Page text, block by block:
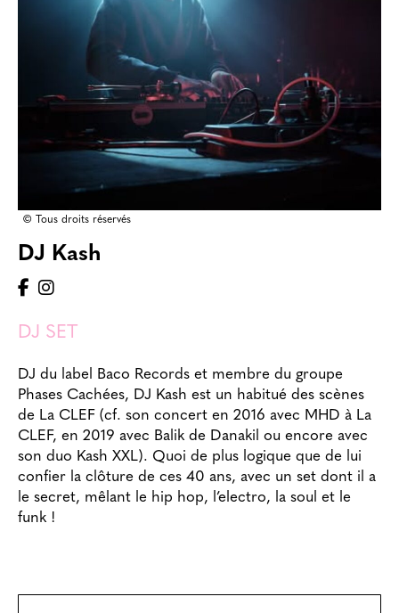
© Tous droits réservés
DJ Kash
DJ SET
DJ du label Baco Records et membre du groupe
Phases Cachées, DJ Kash est un habitué des scènes
de La CLEF (cf. son concert en 2016 avec MHD à La
CLEF, en 2019 avec Balik de Danakil ou encore avec
son duo Kash XXL). Quoi de plus logique que de lui
confier la clôture de ces 40 ans, avec un set dont il a
le secret, mêlant le hip hop, l’electro, la soul et le
funk !